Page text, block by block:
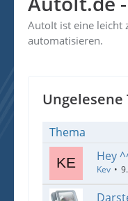
AutoIt ist eine leicht
automatisieren.
Ungelesene
Thema
Hey
Kev